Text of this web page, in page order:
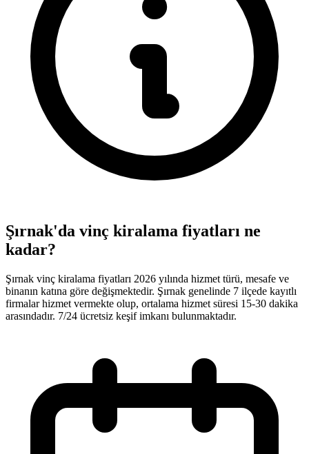
Şırnak'da vinç kiralama fiyatları ne
kadar?
Şırnak vinç kiralama fiyatları 2026 yılında hizmet türü, mesafe ve
binanın katına göre değişmektedir. Şırnak genelinde 7 ilçede kayıtlı
firmalar hizmet vermekte olup, ortalama hizmet süresi 15-30 dakika
arasındadır. 7/24 ücretsiz keşif imkanı bulunmaktadır.